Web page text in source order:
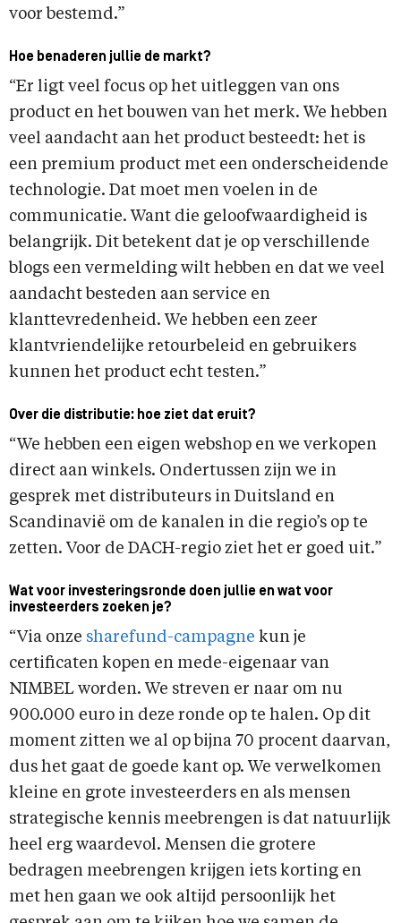
voor bestemd.”
Hoe benaderen jullie de markt?
“Er ligt veel focus op het uitleggen van ons
product en het bouwen van het merk. We hebben
veel aandacht aan het product besteedt: het is
een premium product met een onderscheidende
technologie. Dat moet men voelen in de
communicatie. Want die geloofwaardigheid is
belangrijk. Dit betekent dat je op verschillende
blogs een vermelding wilt hebben en dat we veel
aandacht besteden aan service en
klanttevredenheid. We hebben een zeer
klantvriendelijke retourbeleid en gebruikers
kunnen het product echt testen.”
Over die distributie: hoe ziet dat eruit?
“We hebben een eigen webshop en we verkopen
direct aan winkels. Ondertussen zijn we in
gesprek met distributeurs in Duitsland en
Scandinavië om de kanalen in die regio’s op te
zetten. Voor de DACH-regio ziet het er goed uit.”
Wat voor investeringsronde doen jullie en wat voor
investeerders zoeken je?
“Via onze sharefund-campagne kun je
certificaten kopen en mede-eigenaar van
NIMBEL worden. We streven er naar om nu
900.000 euro in deze ronde op te halen. Op dit
moment zitten we al op bijna 70 procent daarvan,
dus het gaat de goede kant op. We verwelkomen
kleine en grote investeerders en als mensen
strategische kennis meebrengen is dat natuurlijk
heel erg waardevol. Mensen die grotere
bedragen meebrengen krijgen iets korting en
met hen gaan we ook altijd persoonlijk het